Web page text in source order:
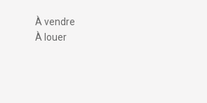
À vendre
À louer